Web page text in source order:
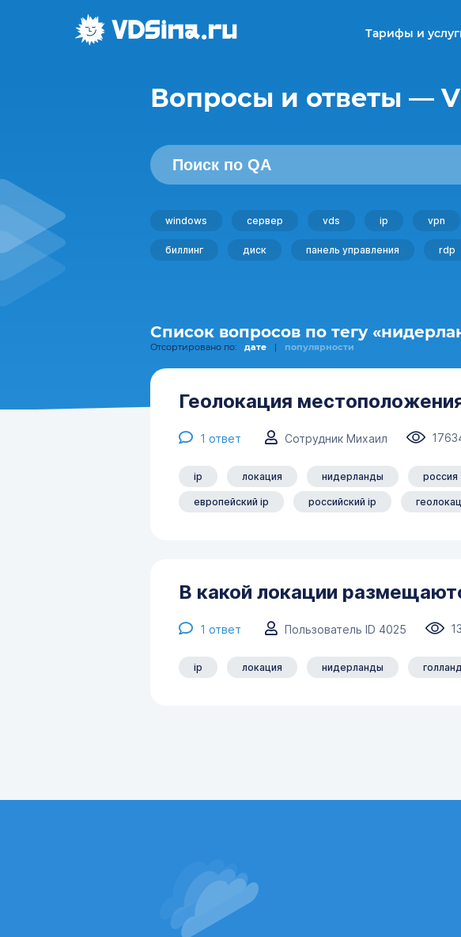
Тарифы и
Вопросы и ответы —
windows сервер vds ip vpn
биллинг диск панель управления rdp
Список вопросов по тегу
Отсортировано по: дате | популярности
Геолокация
1 ответ Сотрудник Михаил
ip локация нидерланды россия
европейский ip российский ip
В какой локации
1 ответ Пользователь ID 4025
ip локация нидерланды